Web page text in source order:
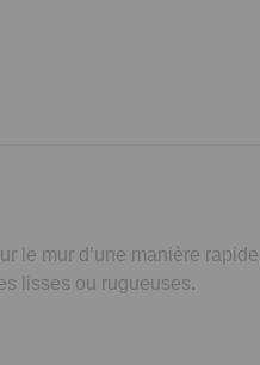
le mur d’une manière
lisses ou rugueuses.